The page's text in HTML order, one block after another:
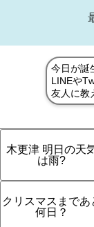
木更津 明日の天
は雨?
クリスマスまであ
何日？